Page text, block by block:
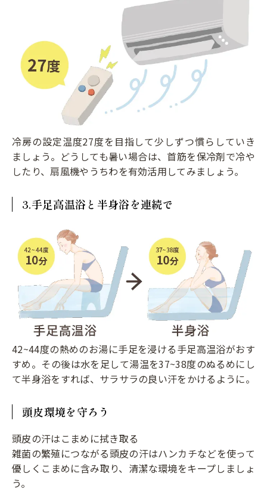
冷房の設定温度27度を目指して少しずつ慣らしていき
ましょう。どうしても暑い場合は、首筋を保冷剤で冷や
したり、扇風機やうちわを有効活用してみましょう。
3.手足高温浴と半身浴を連続で
42~44度の熱めのお湯に手足を浸ける手足高温浴がおす
すめ。その後は水を足して湯温を37~38度のぬるめにし
て半身浴をすれば、サラサラの良い汗をかけるように。
頭皮環境を守ろう
頭皮の汗はこまめに拭き取る
雑菌の繁殖につながる頭皮の汗はハンカチなどを使って
優しくこまめに含み取り、清潔な環境をキープしましょ
う。